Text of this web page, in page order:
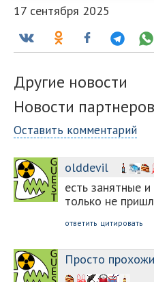
17 сентября 2025
Другие новости
Новости партнеров
Оставить комментарий
olddevil
есть занятные
только не
ответить цитировать
Просто